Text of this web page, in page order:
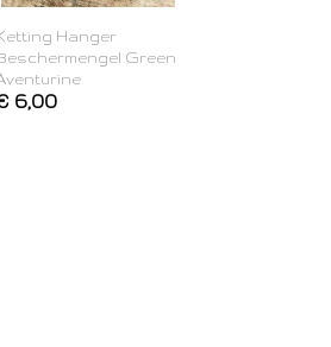
Hanger
Green
6,00